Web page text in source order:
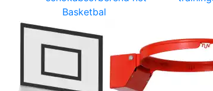
Basketbal